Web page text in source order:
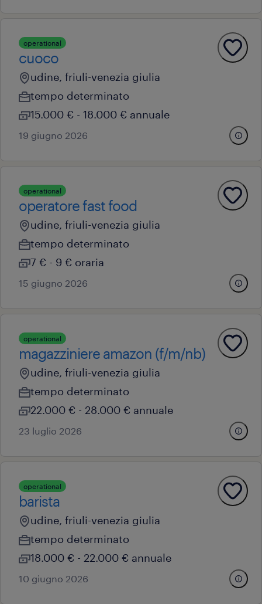
operational
cuoco
udine, friuli-venezia giulia
tempo determinato
15.000 € - 18.000 € annuale
19 giugno 2026
operational
operatore fast food
udine, friuli-venezia giulia
tempo determinato
7 € - 9 € oraria
15 giugno 2026
operational
magazziniere amazon (f/m/nb)
udine, friuli-venezia giulia
tempo determinato
22.000 € - 28.000 € annuale
23 luglio 2026
operational
barista
udine, friuli-venezia giulia
tempo determinato
18.000 € - 22.000 € annuale
10 giugno 2026